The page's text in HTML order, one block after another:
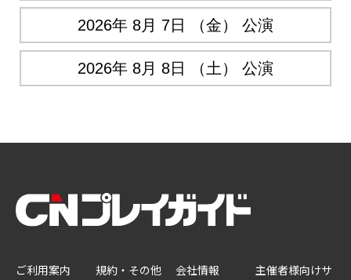
2026年 8月 7日 （金） 公演
2026年 8月 8日 （土） 公演
ご利用案内 規約・その他 会社情報
主催者様向けサ